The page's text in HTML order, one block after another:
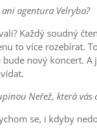
agentura Velryba?
Každý soudný
to více rozebírat.
bude nový koncert.
Neřež, která
se, i kdyby